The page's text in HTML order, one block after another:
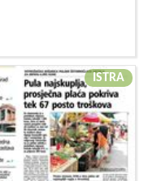
ISTRA